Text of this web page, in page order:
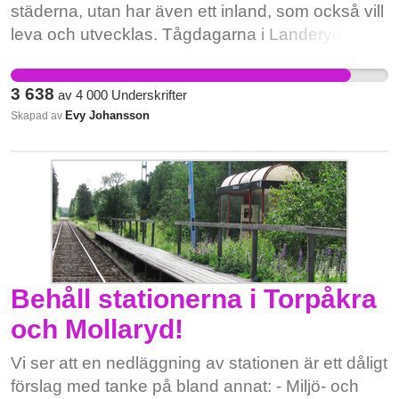
städerna, utan har även ett inland, som också vill
leva och utvecklas. Tågdagarna i Landeryd med
upptäcker att det går bra att jobba i Hylte
kommun, där hus är billigare att köpa och där
man kan njuta av natur och kultur. "Bästa
3 638 av 4 000 Underskrifter
Skapad av Evy Johansson
Behåll stationerna i Torpåkra
och Mollaryd!
Vi ser att en nedläggning av stationen är ett dåligt
förslag med tanke på bland annat: - Miljö- och